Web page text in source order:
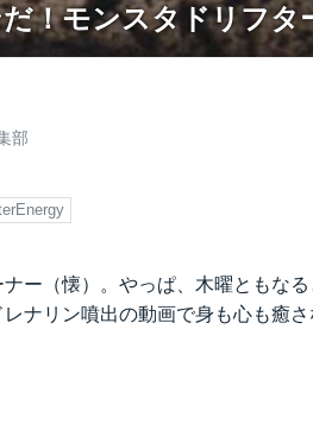
！モンスタドリフタ
部
ー（懐）。やっぱ、木曜ともな
ナリン噴出の動画で身も心も癒さ